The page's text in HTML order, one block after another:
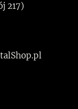
217)